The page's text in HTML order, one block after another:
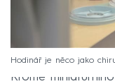
Hodinář je něco jako
Kromě